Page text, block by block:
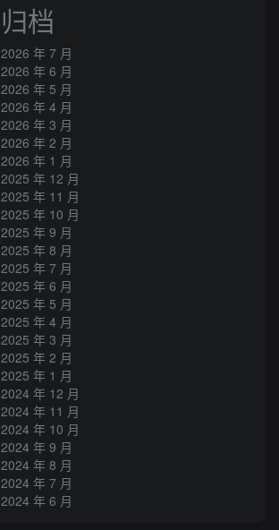
归档
2026 年 7 月
2026 年 6 月
2026 年 5 月
2026 年 4 月
2026 年 3 月
2026 年 2 月
2026 年 1 月
2025 年 12 月
2025 年 11 月
2025 年 10 月
2025 年 9 月
2025 年 8 月
2025 年 7 月
2025 年 6 月
2025 年 5 月
2025 年 4 月
2025 年 3 月
2025 年 2 月
2025 年 1 月
2024 年 12 月
2024 年 11 月
2024 年 10 月
2024 年 9 月
2024 年 8 月
2024 年 7 月
2024 年 6 月